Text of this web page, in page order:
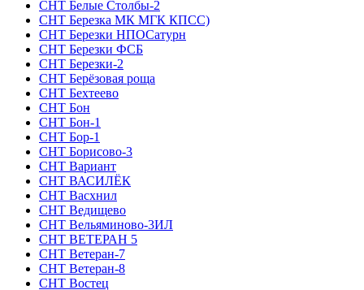
СНТ Белые Столбы-2
СНТ Березка МК МГК КПСС)
СНТ Березки НПОСатурн
СНТ Березки ФСБ
СНТ Березки-2
СНТ Берёзовая роща
СНТ Бехтеево
СНТ Бон
СНТ Бон-1
СНТ Бор-1
СНТ Борисово-3
СНТ Вариант
СНТ ВАСИЛЁК
СНТ Васхнил
СНТ Ведищево
СНТ Вельяминово-3ИЛ
СНТ ВЕТЕРАН 5
СНТ Ветеран-7
СНТ Ветеран-8
СНТ Востец